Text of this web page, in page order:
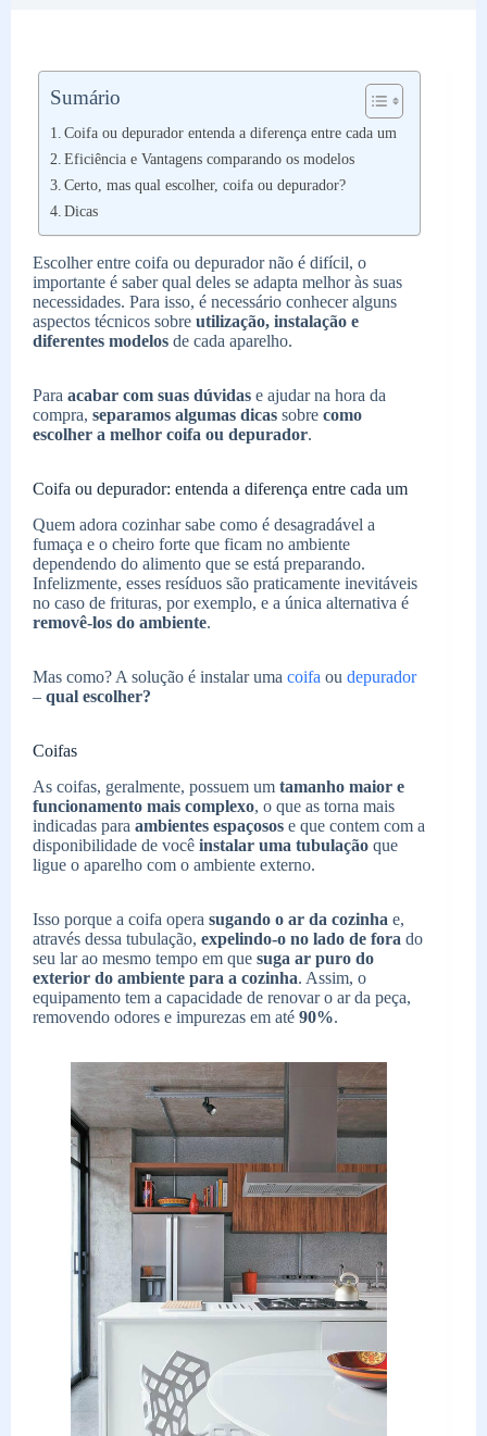
Sumário
Coifa ou depurador entenda a diferença entre cada um
Eficiência e Vantagens comparando os modelos
Certo, mas qual escolher, coifa ou depurador?
Dicas
Escolher entre coifa ou depurador não é difícil, o
importante é saber qual deles se adapta melhor às suas
necessidades. Para isso, é necessário conhecer alguns
aspectos técnicos sobre utilização, instalação e
diferentes modelos de cada aparelho.
Para acabar com suas dúvidas e ajudar na hora da
compra, separamos algumas dicas sobre como
escolher a melhor coifa ou depurador.
Coifa ou depurador: entenda a diferença entre cada um
Quem adora cozinhar sabe como é desagradável a
fumaça e o cheiro forte que ficam no ambiente
dependendo do alimento que se está preparando.
Infelizmente, esses resíduos são praticamente inevitáveis
no caso de frituras, por exemplo, e a única alternativa é
removê-los do ambiente.
Mas como? A solução é instalar uma coifa ou depurador
– qual escolher?
Coifas
As coifas, geralmente, possuem um tamanho maior e
funcionamento mais complexo, o que as torna mais
indicadas para ambientes espaçosos e que contem com a
disponibilidade de você instalar uma tubulação que
ligue o aparelho com o ambiente externo.
Isso porque a coifa opera sugando o ar da cozinha e,
através dessa tubulação, expelindo-o no lado de fora do
seu lar ao mesmo tempo em que suga ar puro do
exterior do ambiente para a cozinha. Assim, o
equipamento tem a capacidade de renovar o ar da peça,
removendo odores e impurezas em até 90%.